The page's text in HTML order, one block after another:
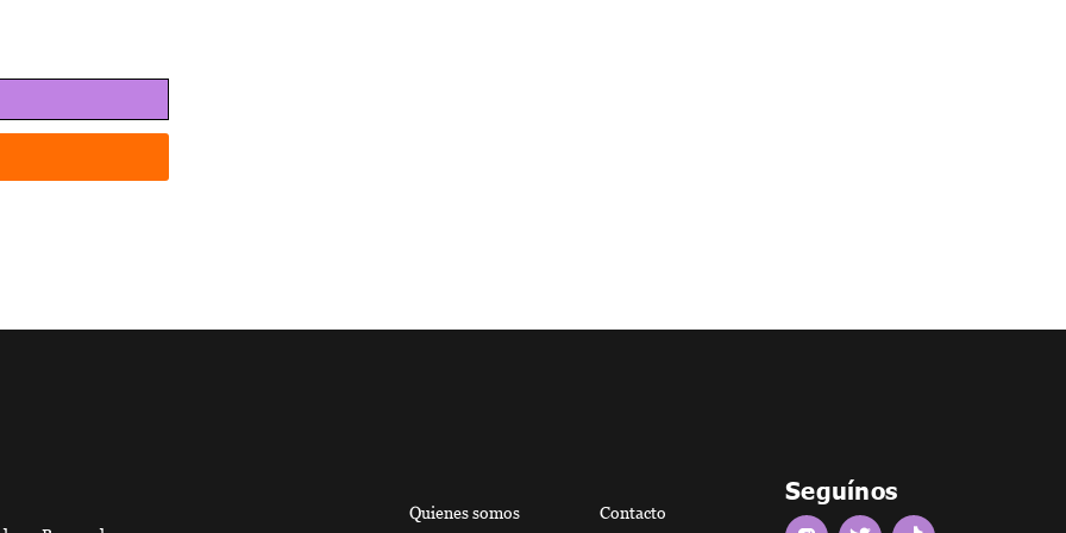
Quienes somos Contacto
Seguínos